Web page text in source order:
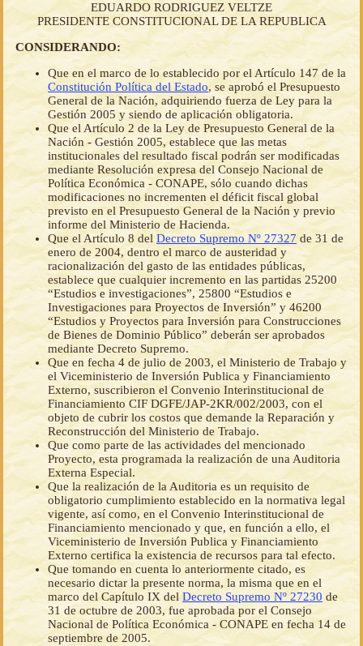
EDUARDO RODRIGUEZ VELTZE
PRESIDENTE CONSTITUCIONAL DE LA REPUBLICA
CONSIDERANDO:
Que en el marco de lo establecido por el Artículo 147 de la
Constitución Política del Estado, se aprobó el Presupuesto
General de la Nación, adquiriendo fuerza de Ley para la
Gestión 2005 y siendo de aplicación obligatoria.
Que el Artículo 2 de la Ley de Presupuesto General de la
Nación - Gestión 2005, establece que las metas
institucionales del resultado fiscal podrán ser modificadas
mediante Resolución expresa del Consejo Nacional de
Política Económica - CONAPE, sólo cuando dichas
modificaciones no incrementen el déficit fiscal global
previsto en el Presupuesto General de la Nación y previo
informe del Ministerio de Hacienda.
Que el Artículo 8 del Decreto Supremo Nº 27327 de 31 de
enero de 2004, dentro el marco de austeridad y
racionalización del gasto de las entidades públicas,
establece que cualquier incremento en las partidas 25200
“Estudios e investigaciones”, 25800 “Estudios e
Investigaciones para Proyectos de Inversión” y 46200
“Estudios y Proyectos para Inversión para Construcciones
de Bienes de Dominio Público” deberán ser aprobados
mediante Decreto Supremo.
Que en fecha 4 de julio de 2003, el Ministerio de Trabajo y
el Viceministerio de Inversión Publica y Financiamiento
Externo, suscribieron el Convenio Interinstitucional de
Financiamiento CIF DGFE/JAP-2KR/002/2003, con el
objeto de cubrir los costos que demande la Reparación y
Reconstrucción del Ministerio de Trabajo.
Que como parte de las actividades del mencionado
Proyecto, esta programada la realización de una Auditoria
Externa Especial.
Que la realización de la Auditoria es un requisito de
obligatorio cumplimiento establecido en la normativa legal
vigente, así como, en el Convenio Interinstitucional de
Financiamiento mencionado y que, en función a ello, el
Viceministerio de Inversión Publica y Financiamiento
Externo certifica la existencia de recursos para tal efecto.
Que tomando en cuenta lo anteriormente citado, es
necesario dictar la presente norma, la misma que en el
marco del Capítulo IX del Decreto Supremo Nº 27230 de
31 de octubre de 2003, fue aprobada por el Consejo
Nacional de Política Económica - CONAPE en fecha 14 de
septiembre de 2005.